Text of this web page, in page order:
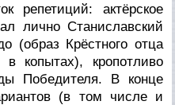
репетиций: актёрское
лично Станиславский
(образ Крёстного отца
копытах), кропотливо
Победителя. В конце
(в том числе и